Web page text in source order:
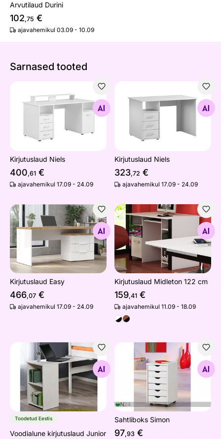
Arvutilaud Durini
102,75 €
ajavahemikul 03.09 - 10.09
Sarnased tooted
Kirjutuslaud Niels
Otsi sarnaseid
Kirjutuslaud Niels
400,61 €
ajavahemikul 17.09 - 24.09
Kirjutuslaud Niels
Otsi sarnaseid
Kirjutuslaud Niels
323,72 €
ajavahemikul 17.09 - 24.09
Kirjutuslaud Easy
Otsi sarnaseid
Kirjutuslaud Easy
466,07 €
ajavahemikul 17.09 - 24.09
Kirjutuslaud Midleton 122 cm
Otsi sarnaseid
Kirjutuslaud Midleton 122 cm
159,41 €
ajavahemikul 11.09 - 18.09
Voodialune kirjutuslaud Junior
Otsi sarnaseid
Toodetud Eestis
Voodialune kirjutuslaud Junior
Sahtliboks Simon
Otsi sarnaseid
Sahtliboks Simon
97,93 €